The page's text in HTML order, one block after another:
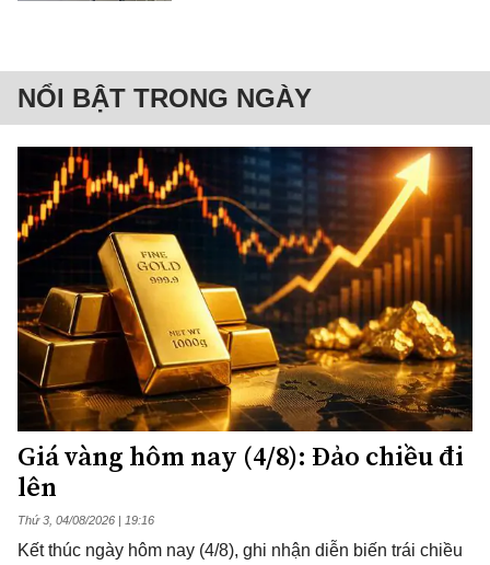
NỔI BẬT TRONG NGÀY
Giá vàng hôm nay (4/8): Đảo chiều đi
lên
Thứ 3, 04/08/2026 | 19:16
Kết thúc ngày hôm nay (4/8), ghi nhận diễn biến trái chiều